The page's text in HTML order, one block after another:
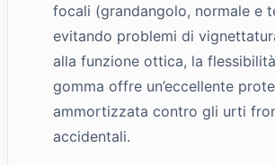
focali (grandangolo, normale e
evitando problemi di
alla funzione ottica, la
gomma offre un’eccellente
ammortizzata contro gli urti
accidentali.